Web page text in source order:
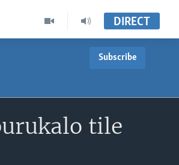
DIRECT
Subscribe
tile